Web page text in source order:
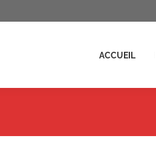
ACCUEIL
PRÉSENTATION NOTRE ACTION